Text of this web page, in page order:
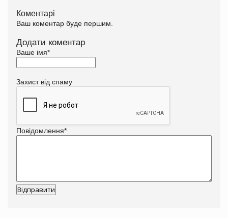
Коментарі
Ваш коментар буде першим.
Додати коментар
Ваше імя*
Захист від спаму
Повідомлення*